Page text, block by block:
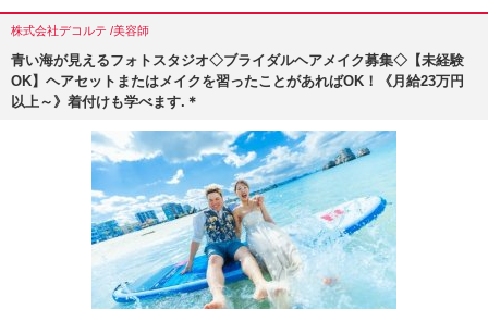
株式会社デコルテ /美容師
青い海が見えるフォトスタジオ◇ブライダルヘアメイク募集◇【未経験
OK】ヘアセットまたはメイクを習ったことがあればOK！《月給23万円
以上～》着付けも学べます.＊